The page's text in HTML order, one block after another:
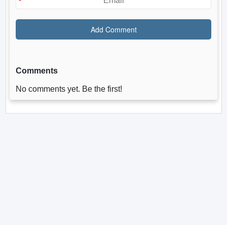
Comments
No comments yet. Be the first!